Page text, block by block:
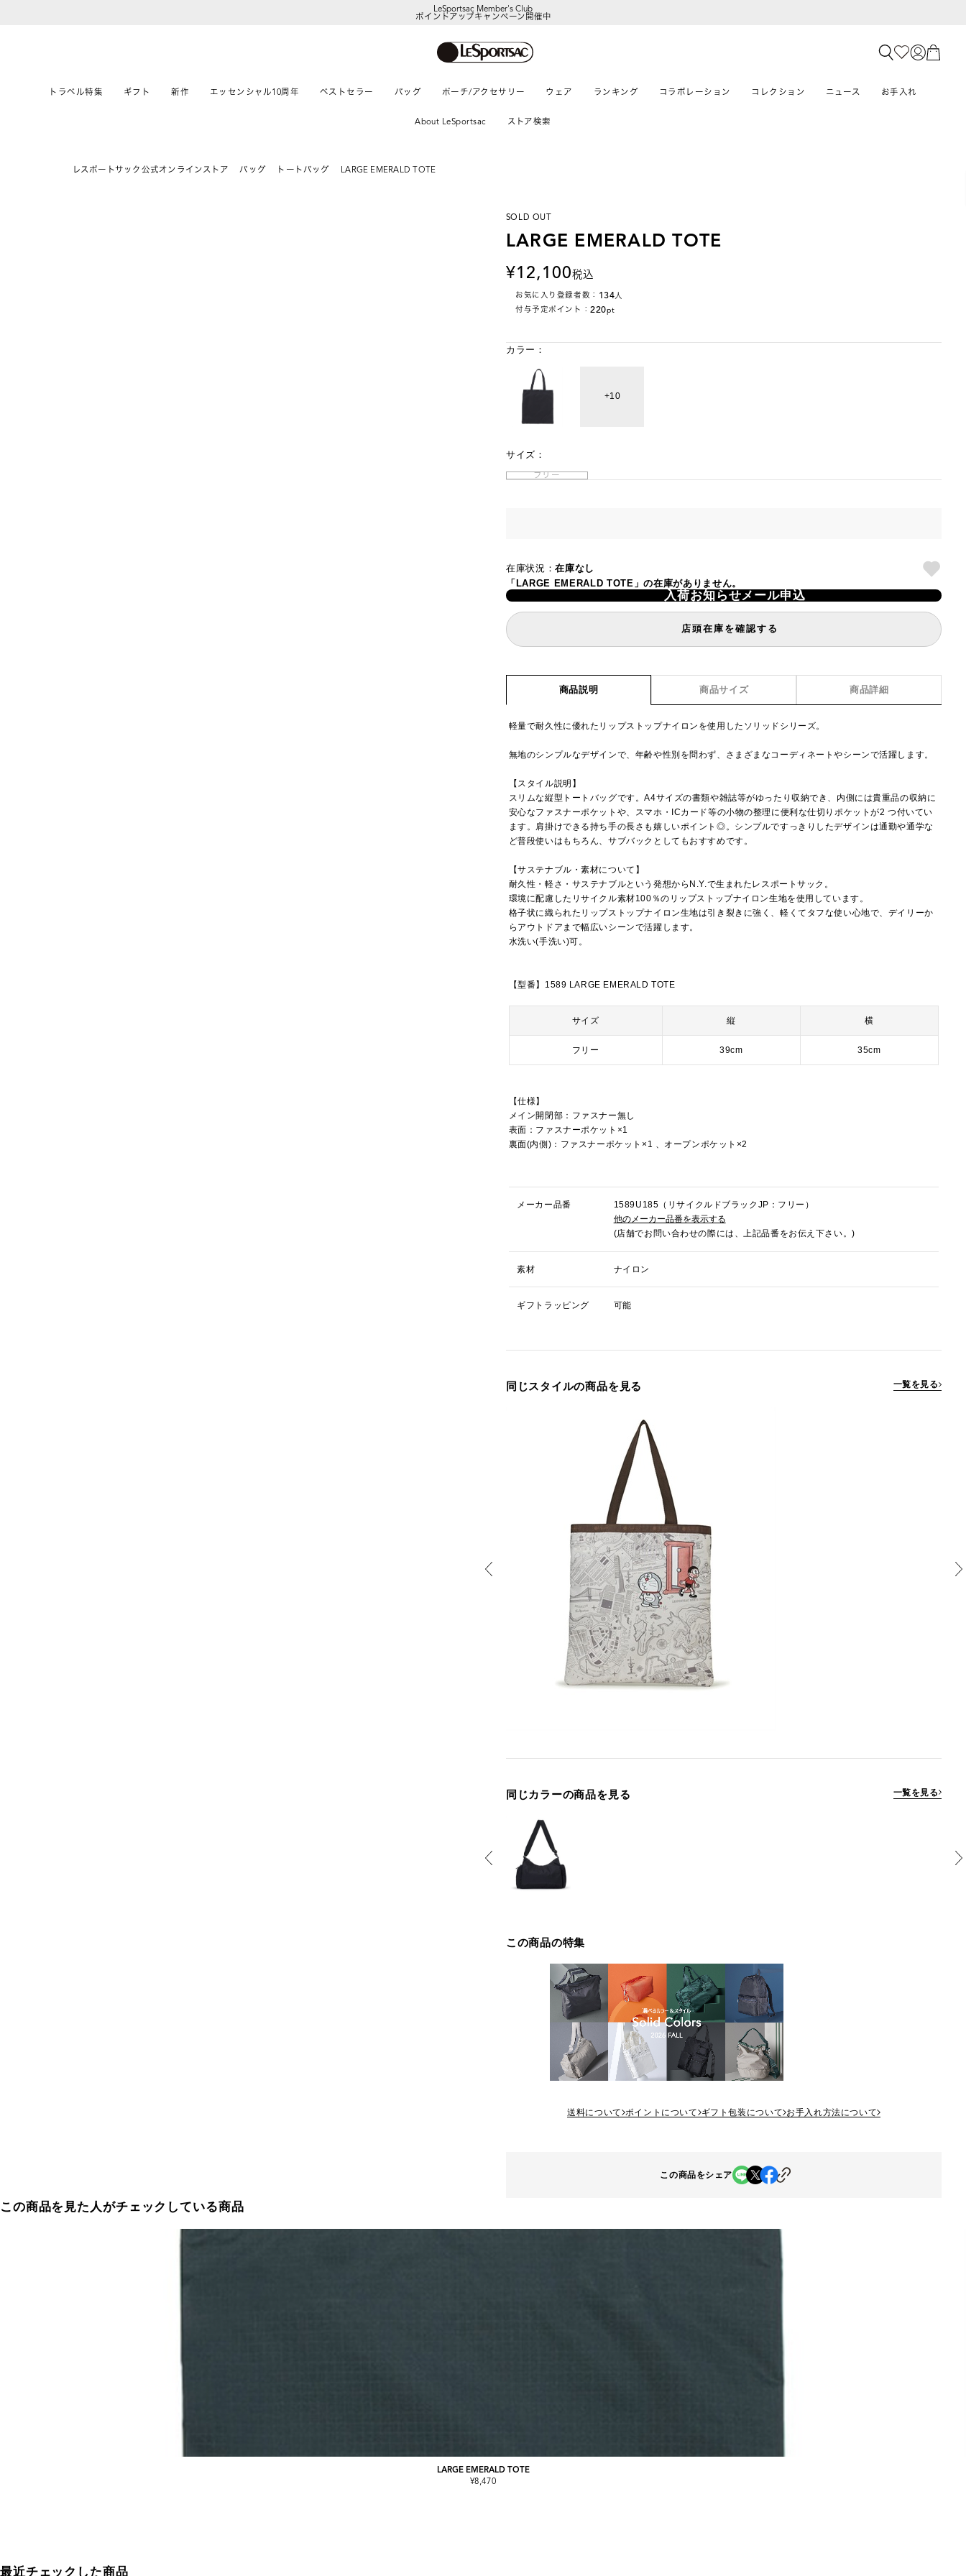
LeSportsac Member's Club
ポイントアップキャンペーン開催中
トラベル特集 ギフト 新作 エッセンシャル10周年 ベストセラー バッグ ポーチ/アクセサリー ウェア ランキング コラボレーション コレクション ニュース お手入れ
About LeSportsac ストア検索
レスポートサック公式オンラインストア バッグ トートバッグ LARGE EMERALD TOTE
SOLD OUT
LARGE EMERALD TOTE
12,100税込
お気に入り登録者数： 134人
付与予定ポイント：220pt
カラー：
10
サイズ：
フリー
在庫状況：在庫なし
「LARGE EMERALD TOTE」の在庫がありません。
入荷お知らせメール申込
店頭在庫を確認する
商品説明 商品サイズ 商品詳細
軽量で耐久性に優れたリップストップナイロンを使用したソリッドシリーズ。
無地のシンプルなデザインで、年齢や性別を問わず、さまざまなコーディネートやシーンで活躍します。
【スタイル説明】
スリムな縦型トートバッグです。A4サイズの書類や雑誌等がゆったり収納でき、内側には貴重品の収納に
安心なファスナーポケットや、スマホ・ICカード等の小物の整理に便利な仕切りポケットが2 つ付いてい
ます。肩掛けできる持ち手の長さも嬉しいポイント◎。シンプルですっきりしたデザインは通勤や通学な
ど普段使いはもちろん、サブバックとしてもおすすめです。
【サステナブル・素材について】
耐久性・軽さ・サステナブルという発想からN.Y.で生まれたレスポートサック。
環境に配慮したリサイクル素材100％のリップストップナイロン生地を使用しています。
格子状に織られたリップストップナイロン生地は引き裂きに強く、軽くてタフな使い心地で、デイリーか
らアウトドアまで幅広いシーンで活躍します。
水洗い(手洗い)可。
【型番】1589 LARGE EMERALD TOTE
サイズ 縦 横
フリー 39cm 35cm
【仕様】
メイン開閉部：ファスナー無し
表面：ファスナーポケット×1
裏面(内側)：ファスナーポケット×1 、オープンポケット×2
メーカー品番
1589U185（リサイクルドブラックJP：フリー）
他のメーカー品番を表示する
(店舗でお問い合わせの際には、上記品番をお伝え下さい。)
素材 ナイロン
ギフトラッピング 可能
同じスタイルの商品を見る 一覧を見る
同じカラーの商品を見る 一覧を見る
この商品の特集
送料について ポイントについて ギフト包装について お手入れ方法について
この商品をシェア
この商品を見た人がチェックしている商品
LARGE EMERALD TOTE
¥8,470
最近チェックした商品